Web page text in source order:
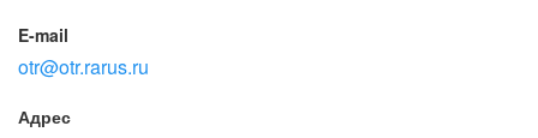
E-mail
otr@otr.rarus.ru
Адрес